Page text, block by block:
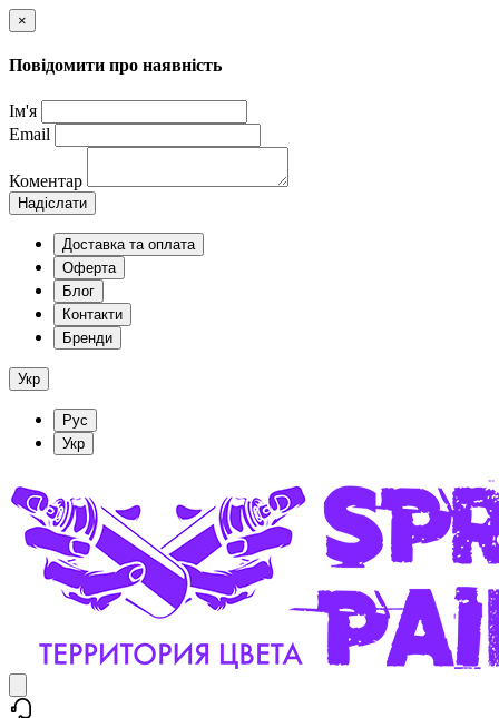
×
Повідомити про наявність
Ім'я
Email
Коментар
Надіслати
Доставка та оплата
Оферта
Блог
Контакти
Бренди
Укр
Рус
Укр